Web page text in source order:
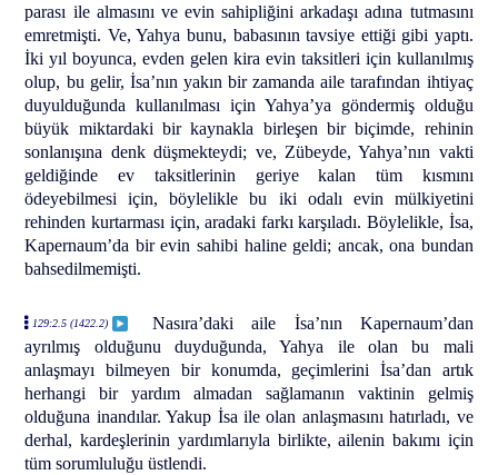
parası ile almasını ve evin sahipliğini arkadaşı adına tutmasını
emretmişti. Ve, Yahya bunu, babasının tavsiye ettiği gibi yaptı.
İki yıl boyunca, evden gelen kira evin taksitleri için kullanılmış
olup, bu gelir, İsa’nın yakın bir zamanda aile tarafından ihtiyaç
duyulduğunda kullanılması için Yahya’ya göndermiş olduğu
büyük miktardaki bir kaynakla birleşen bir biçimde, rehinin
sonlanışına denk düşmekteydi; ve, Zübeyde, Yahya’nın vakti
geldiğinde ev taksitlerinin geriye kalan tüm kısmını
ödeyebilmesi için, böylelikle bu iki odalı evin mülkiyetini
rehinden kurtarması için, aradaki farkı karşıladı. Böylelikle, İsa,
Kapernaum’da bir evin sahibi haline geldi; ancak, ona bundan
bahsedilmemişti.
129:2.5 (1422.2)
Nasıra’daki aile İsa’nın Kapernaum’dan
ayrılmış olduğunu duyduğunda, Yahya ile olan bu mali
anlaşmayı bilmeyen bir konumda, geçimlerini İsa’dan artık
herhangi bir yardım almadan sağlamanın vaktinin gelmiş
olduğuna inandılar. Yakup İsa ile olan anlaşmasını hatırladı, ve
derhal, kardeşlerinin yardımlarıyla birlikte, ailenin bakımı için
tüm sorumluluğu üstlendi.